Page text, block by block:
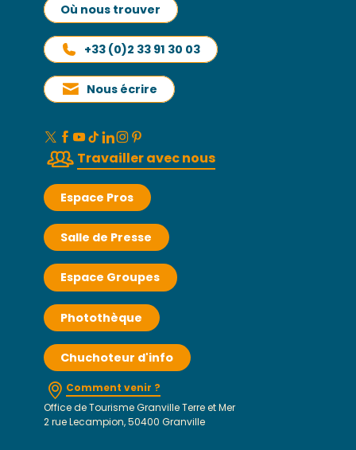
Où nous trouver
+33 (0)2 33 91 30 03
Nous écrire
Travailler avec nous
Espace Pros
Salle de Presse
Espace Groupes
Photothèque
Chuchoteur d'info
Comment venir ?
Office de Tourisme Granville Terre et Mer
2 rue Lecampion, 50400 Granville